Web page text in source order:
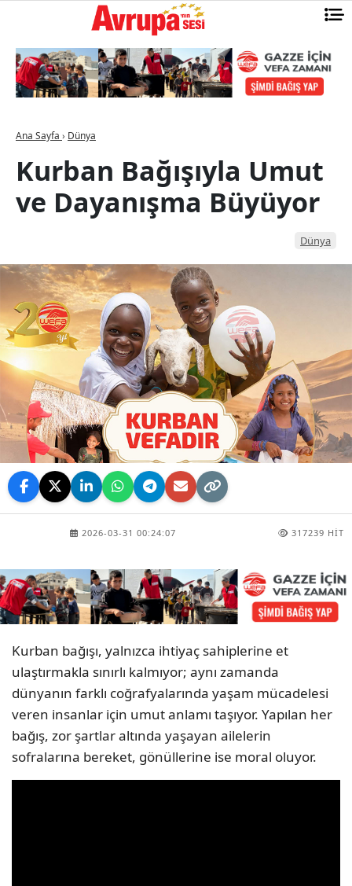
Ana Sayfa › Dünya
Kurban Bağışıyla Umut
ve Dayanışma Büyüyor
Dünya
2026-03-31 00:24:07 317239 HIT
Kurban bağışı, yalnızca ihtiyaç sahiplerine et
ulaştırmakla sınırlı kalmıyor; aynı zamanda
dünyanın farklı coğrafyalarında yaşam mücadelesi
veren insanlar için umut anlamı taşıyor. Yapılan her
bağış, zor şartlar altında yaşayan ailelerin
sofralarına bereket, gönüllerine ise moral oluyor.